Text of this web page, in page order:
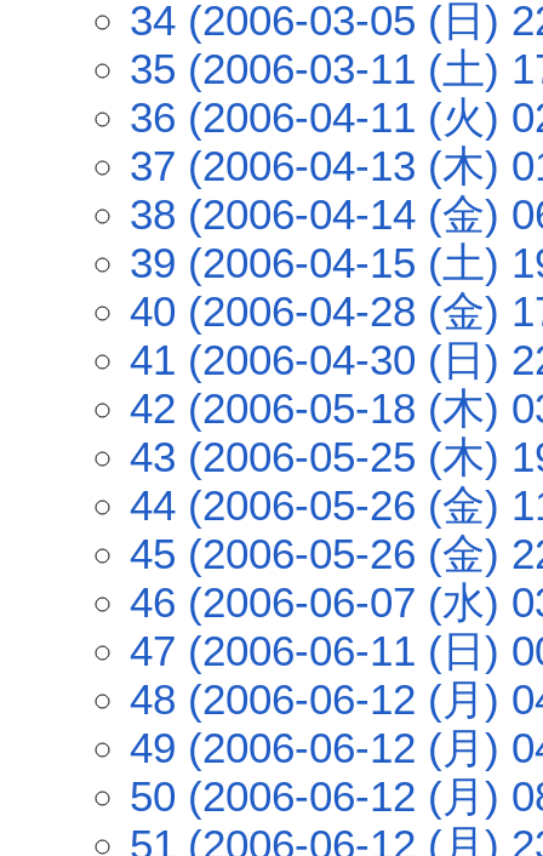
34 (2006-03-05 (日)
35 (2006-03-11 (土)
36 (2006-04-11 (火)
37 (2006-04-13 (木)
38 (2006-04-14 (金)
39 (2006-04-15 (土)
40 (2006-04-28 (金)
41 (2006-04-30 (日)
42 (2006-05-18 (木)
43 (2006-05-25 (木)
44 (2006-05-26 (金)
45 (2006-05-26 (金)
46 (2006-06-07 (水)
47 (2006-06-11 (日)
48 (2006-06-12 (月)
49 (2006-06-12 (月)
50 (2006-06-12 (月)
51 (2006-06-12 (月)